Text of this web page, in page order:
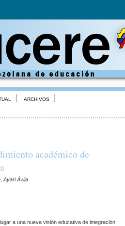
ARCHIVOS
académico de
Ayari Ávila
a una nueva visión educativa de integración